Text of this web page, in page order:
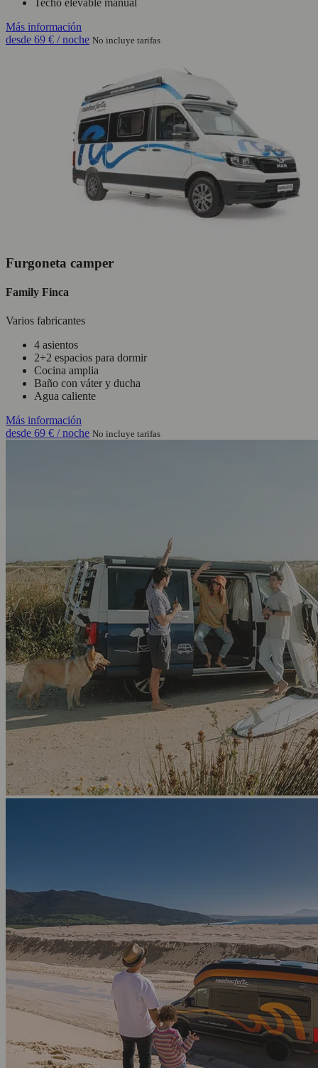
Techo elevable manual
Más información
desde 69 € / noche No incluye tarifas
Furgoneta camper
Family Finca
Varios fabricantes
4 asientos
2+2 espacios para dormir
Cocina amplia
Baño con váter y ducha
Agua caliente
Más información
desde 69 € / noche No incluye tarifas